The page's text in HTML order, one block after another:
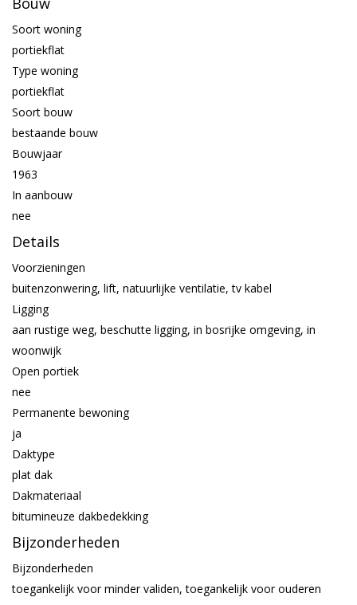
Soort woning
portiekflat
Type woning
portiekflat
Soort bouw
bestaande bouw
Bouwjaar
1963
In aanbouw
nee
Details
Voorzieningen
buitenzonwering, lift, natuurlijke ventilatie, tv kabel
Ligging
aan rustige weg, beschutte ligging, in bosrijke omgeving, in
woonwijk
Open portiek
nee
Permanente bewoning
ja
Daktype
plat dak
Dakmateriaal
bitumineuze dakbedekking
Bijzonderheden
Bijzonderheden
toegankelijk voor minder validen, toegankelijk voor ouderen